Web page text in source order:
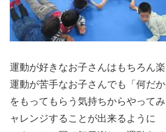
運動が好きなお子さんはもちろん楽
運動が苦手なお子さんでも「何だ
をもってもらう気持ちからやって
ャレンジすることが出来るように